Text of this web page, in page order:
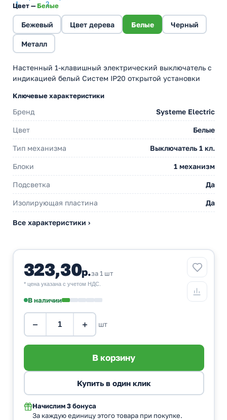
Цвет —Белые
Бежевый Цвет дерева Белые Черный
Металл
Настенный 1-клавишный электрический выключатель с
индикацией белый Cистем IP20 открытой установки
Ключевые характеристики
Бренд Systeme Electric
Цвет Белые
Тип механизма Выключатель 1 кл.
Блоки 1 механизм
Подсветка Да
Изолирующая пластина Да
Все характеристики ›
323,30р.за 1 шт
* цена указана с учетом НДС.
В наличии
− + шт
Начислим 3 бонуса
За каждую единицу этого товара при покупке.